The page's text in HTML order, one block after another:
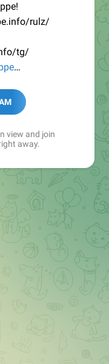
rulz/
tg/
view and join
away.